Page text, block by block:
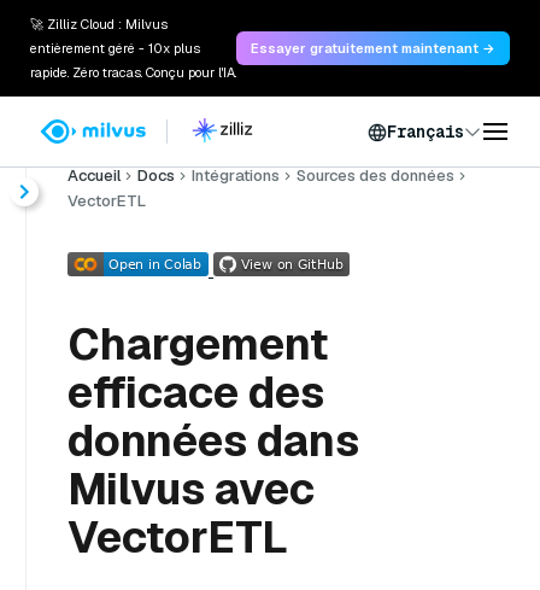
🚀 Zilliz Cloud : Milvus
entièrement géré - 10x plus
rapide. Zéro tracas. Conçu pour l'IA.
Essayer gratuitement maintenant →
Français
Accueil Docs Intégrations
Sources des données
VectorETL
Chargement
efficace des
données dans
Milvus avec
VectorETL